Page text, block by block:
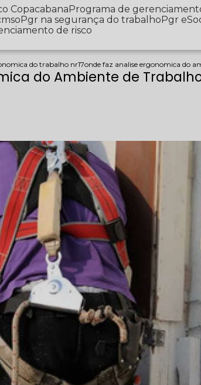
Copacabana
Programa de
Pgr na segurança do trabalho Pgr
de risco
do trabalho nr17onde faz analise ergonomica do
do Ambiente de